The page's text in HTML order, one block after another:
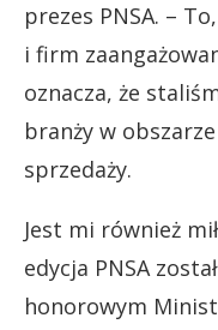
prezes PNSA. –
i firm
oznacza, że
branży w
sprzedaży.
Jest mi również
edycja PNSA
honorowym